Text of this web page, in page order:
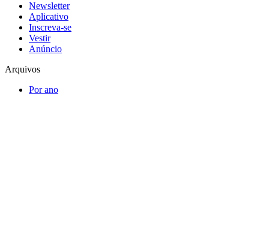
Newsletter
Aplicativo
Inscreva-se
Vestir
Anúncio
Arquivos
Por ano